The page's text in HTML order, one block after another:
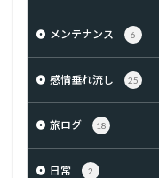
メンテナンス 6
感情垂れ流し 25
旅ログ 18
日常 2